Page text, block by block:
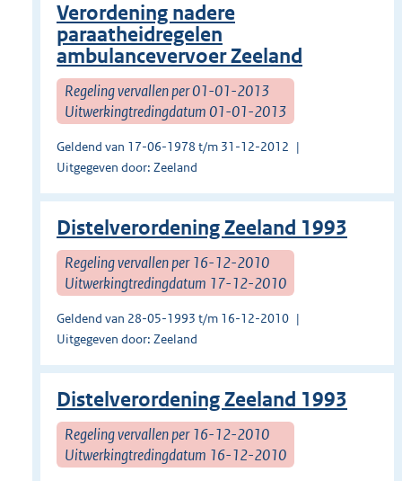
Verordening nadere
paraatheidregelen
ambulancevervoer Zeeland
Regeling vervallen per 01-01-2013
Uitwerkingtredingdatum 01-01-2013
Geldend van 17-06-1978 t/m 31-12-2012
Uitgegeven door: Zeeland
Distelverordening Zeeland 1993
Regeling vervallen per 16-12-2010
Uitwerkingtredingdatum 17-12-2010
Geldend van 28-05-1993 t/m 16-12-2010
Uitgegeven door: Zeeland
Distelverordening Zeeland 1993
Regeling vervallen per 16-12-2010
Uitwerkingtredingdatum 16-12-2010